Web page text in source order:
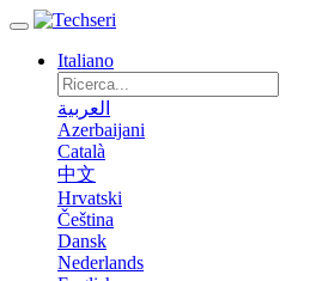
Italiano
العربية
Azerbaijani
Català
中文
Hrvatski
Čeština
Dansk
Nederlands